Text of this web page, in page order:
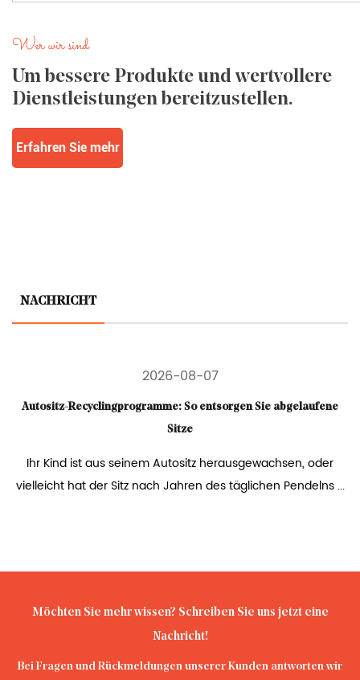
Wer wir sind
Um bessere Produkte und wertvollere
Dienstleistungen bereitzustellen.
Erfahren Sie mehr
NACHRICHT
2026-08-07
Autositz-Recyclingprogramme: So entsorgen Sie abgelaufene
Sitze
Ihr Kind ist aus seinem Autositz herausgewachsen, oder
vielleicht hat der Sitz nach Jahren des täglichen Pendelns ...
Möchten Sie mehr wissen? Schreiben Sie uns jetzt eine
Nachricht!
Bei Fragen und Rückmeldungen unserer Kunden antworten wir